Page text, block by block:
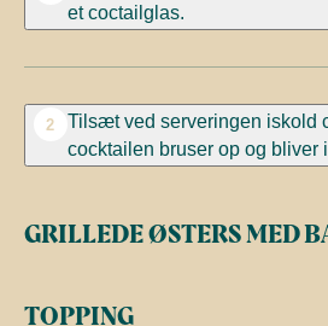
et coctailglas.
2
Tilsæt ved serveringen iskold
cocktailen bruser op og bliver
GRILLEDE ØSTERS MED
TOPPING